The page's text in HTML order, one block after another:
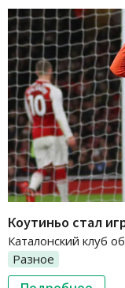
Коутиньо стал
Каталонский клуб
Разное